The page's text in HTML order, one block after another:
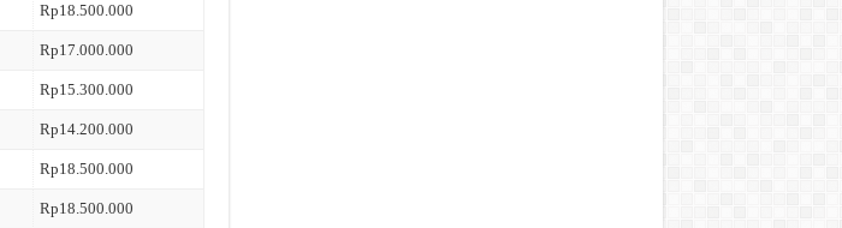
Rp18.500.000
Rp17.000.000
Rp15.300.000
Rp14.200.000
Rp18.500.000
Rp18.500.000